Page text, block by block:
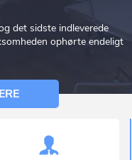
det sidste indleverede
ophørte endeligt